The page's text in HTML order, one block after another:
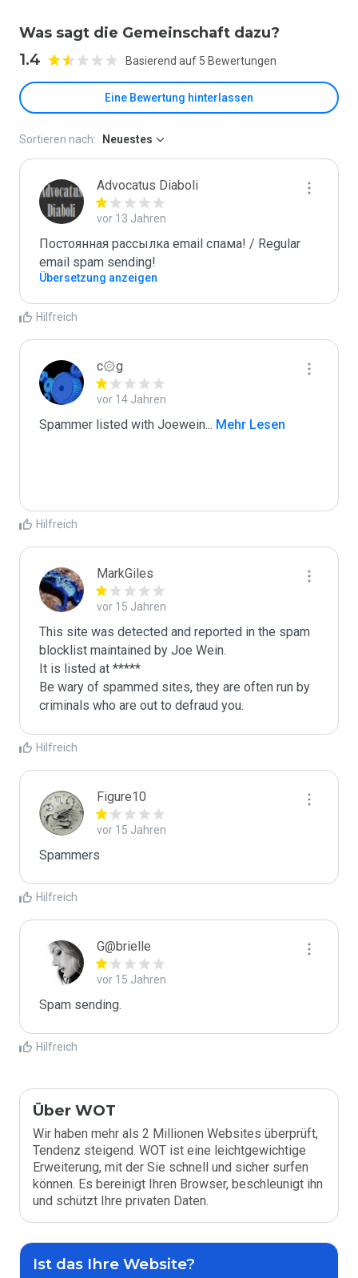
Was sagt die Gemeinschaft dazu?
1.4 Basierend auf 5 Bewertungen
Eine Bewertung hinterlassen
Sortieren nach: Neuestes
Advocatus Diaboli
vor 13 Jahren
Постоянная рассылка email спама! / Regular
email spam sending!
Übersetzung anzeigen
Hilfreich
c۞g
vor 14 Jahren
Spammer listed with Joewein ... Mehr Lesen
Hilfreich
MarkGiles
vor 15 Jahren
This site was detected and reported in the spam
blocklist maintained by Joe Wein.
It is listed at *****
Be wary of spammed sites, they are often run by
criminals who are out to defraud you.
Hilfreich
Figure10
vor 15 Jahren
Spammers
Hilfreich
G@brielle
vor 15 Jahren
Spam sending.
Hilfreich
Über WOT
Wir haben mehr als 2 Millionen Websites überprüft,
Tendenz steigend. WOT ist eine leichtgewichtige
Erweiterung, mit der Sie schnell und sicher surfen
können. Es bereinigt Ihren Browser, beschleunigt ihn
und schützt Ihre privaten Daten.
Ist das Ihre Website?